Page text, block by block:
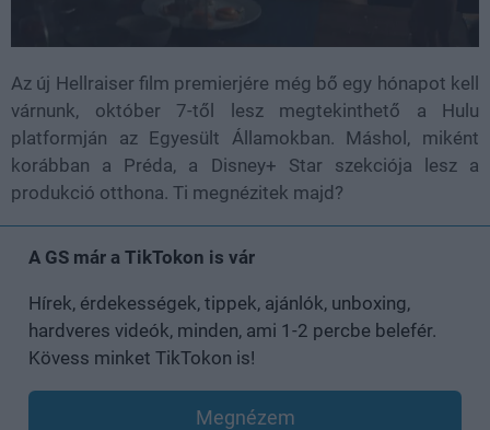
Az új Hellraiser film premierjére még bő egy hónapot kell
várnunk, október 7-től lesz megtekinthető a Hulu
platformján az Egyesült Államokban. Máshol, miként
korábban a Préda, a Disney+ Star szekciója lesz a
produkció otthona. Ti megnézitek majd?
A GS már a TikTokon is vár
Hírek, érdekességek, tippek, ajánlók, unboxing,
hardveres videók, minden, ami 1-2 percbe belefér.
Kövess minket TikTokon is!
Megnézem